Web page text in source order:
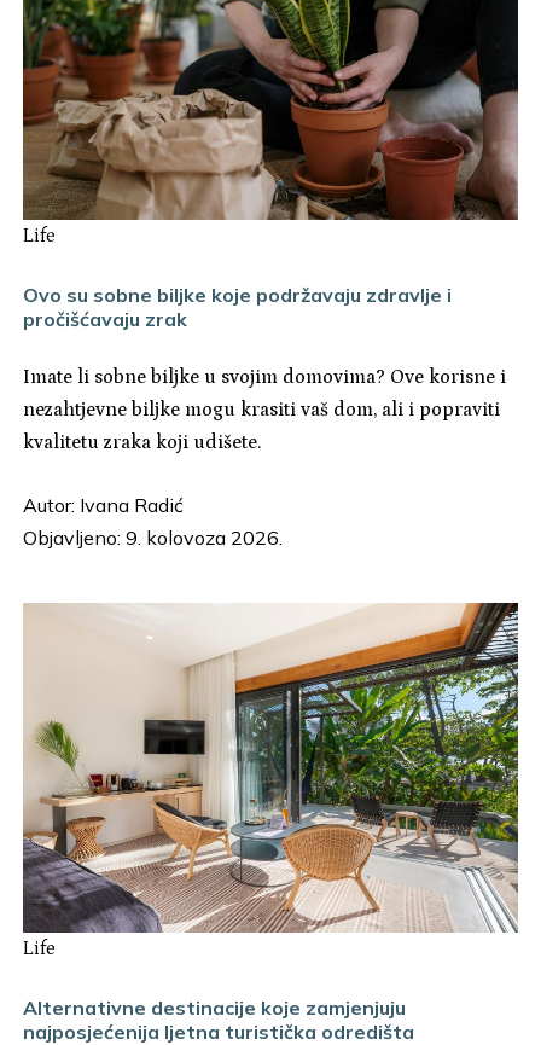
Life
Ovo su sobne biljke koje podržavaju zdravlje i
pročišćavaju zrak
Imate li sobne biljke u svojim domovima? Ove korisne i
nezahtjevne biljke mogu krasiti vaš dom, ali i popraviti
kvalitetu zraka koji udišete.
Autor: Ivana Radić
Objavljeno: 9. kolovoza 2026.
Life
Alternativne destinacije koje zamjenjuju
najposjećenija ljetna turistička odredišta